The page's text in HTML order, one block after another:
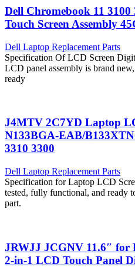
Dell Chromebook 11
Touch Screen Assembly
Dell Laptop Replacement Parts
Specification Of LCD Screen
LCD panel assembly is brand
ready
J4MTV 2C7YD Laptop
N133BGA-EAB/
3310 3300
Dell Laptop Replacement Parts
Specification for Laptop LCD
tested, fully functional, and ready
part.
JRWJJ JCGNV 11.6″ for
2-in-1 LCD Touch Panel